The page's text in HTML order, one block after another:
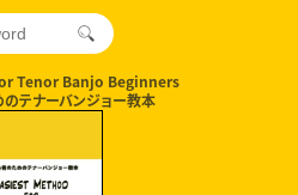
Tenor Banjo Beginners
テナーバンジョー教本